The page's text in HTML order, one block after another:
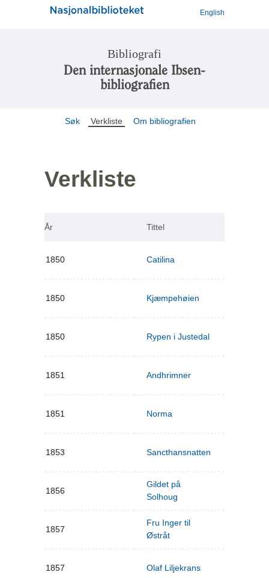
English
Bibliografi
Den internasjonale Ibsen-
bibliografien
Søk Verkliste Om bibliografien
Verkliste
År Tittel
1850 Catilina
1850 Kjæmpehøien
1850 Rypen i Justedal
1851 Andhrimner
1851 Norma
1853 Sancthansnatten
1856
Gildet på
Solhoug
1857
Fru Inger til
Østråt
1857 Olaf Liljekrans